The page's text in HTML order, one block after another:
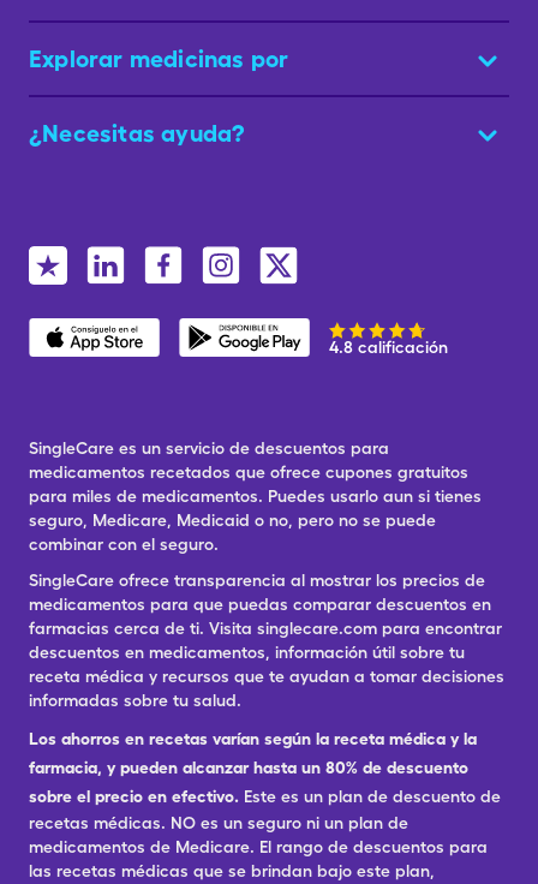
Explorar medicinas por
¿Necesitas ayuda?
4.8 calificación
SingleCare es un servicio de descuentos para
medicamentos recetados que ofrece cupones gratuitos
para miles de medicamentos. Puedes usarlo aun si tienes
seguro, Medicare, Medicaid o no, pero no se puede
combinar con el seguro.
SingleCare ofrece transparencia al mostrar los precios de
medicamentos para que puedas comparar descuentos en
farmacias cerca de ti. Visita singlecare.com para encontrar
descuentos en medicamentos, información útil sobre tu
receta médica y recursos que te ayudan a tomar decisiones
informadas sobre tu salud.
Los ahorros en recetas varían según la receta médica y la
farmacia, y pueden alcanzar hasta un 80% de descuento
sobre el precio en efectivo. Este es un plan de descuento de
recetas médicas. NO es un seguro ni un plan de
medicamentos de Medicare. El rango de descuentos para
las recetas médicas que se brindan bajo este plan,